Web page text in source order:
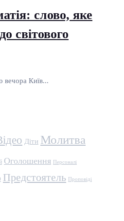
слово, яке
світового
вечора Київ...
Діти Молитва
Оголошення Персоналі
Предстоятель Проповіді